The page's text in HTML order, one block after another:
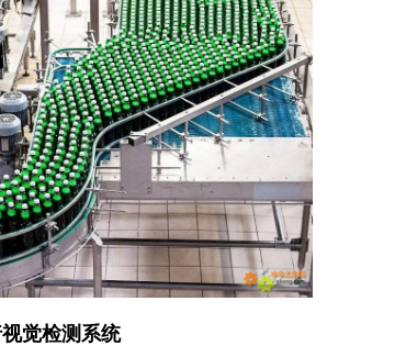
觉检测系统